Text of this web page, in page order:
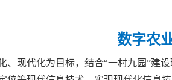
数字农
、现代化为目标，结合“一村九园”建